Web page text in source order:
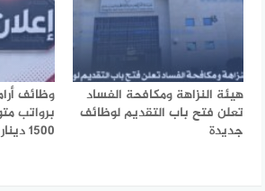
هيئة النزاهة ومكافحة الفساد
تعلن فتح باب التقديم لوظائف
جديدة
وظائف
1500 دينار